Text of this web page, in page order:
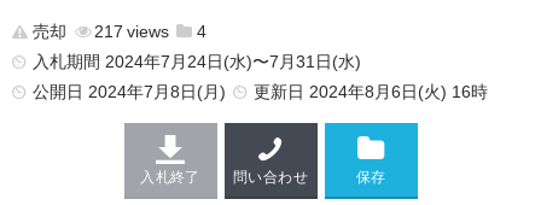
売却 217
4
入札期間 2024年7月24日(水)〜7月31日(水)
公開日 2024年7月8日(月) 更新日 2024年8月6日(火) 16時
入札終了 問い合わせ